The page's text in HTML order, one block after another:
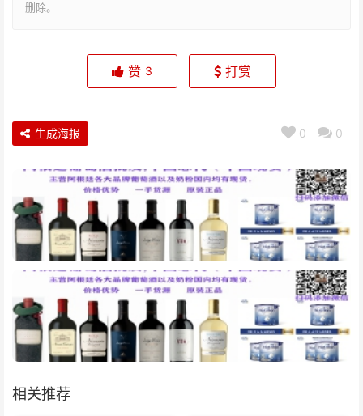
删除。
赞 3 打赏
0 0
生成海报
相关推荐